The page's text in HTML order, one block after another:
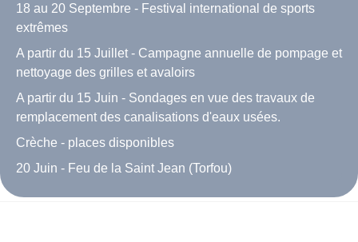
18 au 20 Septembre - Festival international de sports
extrêmes
A partir du 15 Juillet - Campagne annuelle de pompage et
nettoyage des grilles et avaloirs
A partir du 15 Juin - Sondages en vue des travaux de
remplacement des canalisations d'eaux usées.
Crèche - places disponibles
20 Juin - Feu de la Saint Jean (Torfou)